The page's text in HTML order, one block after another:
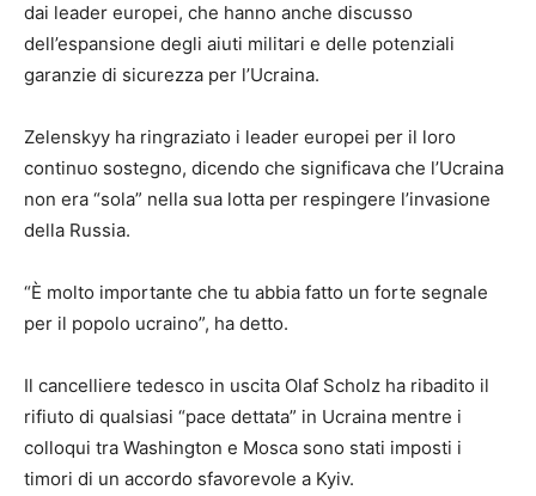
dai leader europei, che hanno anche discusso
dell’espansione degli aiuti militari e delle potenziali
garanzie di sicurezza per l’Ucraina.
Zelenskyy ha ringraziato i leader europei per il loro
continuo sostegno, dicendo che significava che l’Ucraina
non era “sola” nella sua lotta per respingere l’invasione
della Russia.
“È molto importante che tu abbia fatto un forte segnale
per il popolo ucraino”, ha detto.
Il cancelliere tedesco in uscita Olaf Scholz ha ribadito il
rifiuto di qualsiasi “pace dettata” in Ucraina mentre i
colloqui tra Washington e Mosca sono stati imposti i
timori di un accordo sfavorevole a Kyiv.